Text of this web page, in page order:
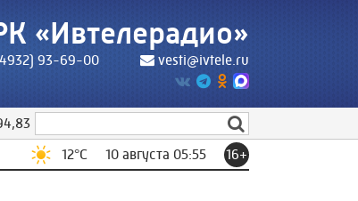
«Ивтелерадио»
93-69-00 vesti@ivtele.ru
12°C 10 августа 05:55 16+